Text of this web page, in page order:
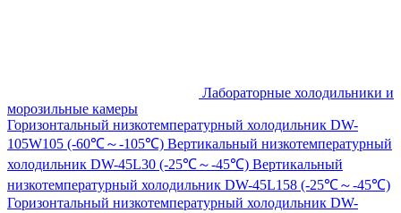
Лабораторные холодильники и
морозильные камеры
Горизонтальный низкотемпературный холодильник DW-
105W105 (-60℃～-105℃) Вертикальный низкотемпературный
холодильник DW-45L30 (-25℃～-45℃) Вертикальный
низкотемпературный холодильник DW-45L158 (-25℃～-45℃)
Горизонтальный низкотемпературный холодильник DW-